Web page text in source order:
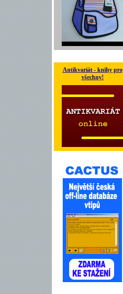
Antikvariát - knihy pro
všechny!